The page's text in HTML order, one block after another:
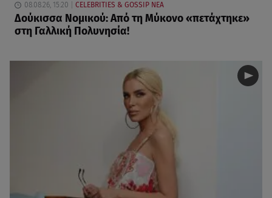
08.08.26, 15:20 CELEBRITIES & GOSSIP ΝΕΑ
Δούκισσα Νομικού: Από τη Μύκονο «πετάχτηκε»
στη Γαλλική Πολυνησία!